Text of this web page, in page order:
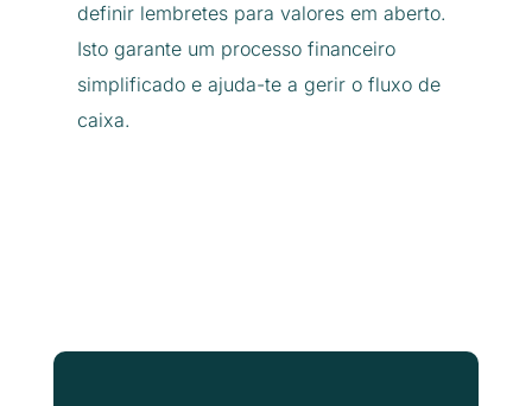
definir lembretes para valores em aberto.
Isto garante um processo financeiro
simplificado e ajuda-te a gerir o fluxo de
caixa.